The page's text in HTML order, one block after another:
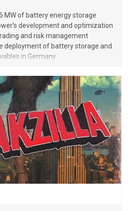
MW of battery energy storage
development and optimization
and risk management
deployment of battery storage and
in Germany